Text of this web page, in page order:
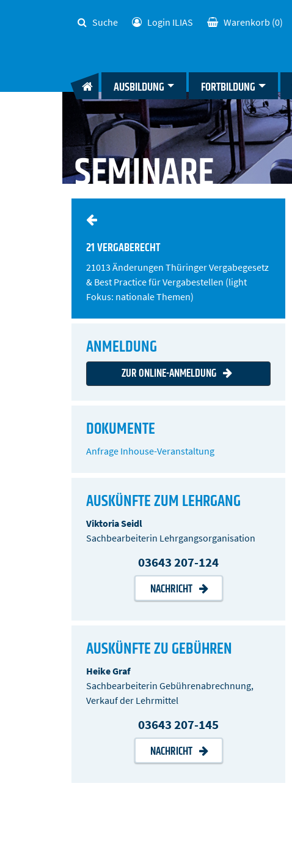
Suche Login ILIAS Warenkorb (0)
AUSBILDUNG FORTBILDUNG
SEMINARE
21 VERGABERECHT
21013 Änderungen Thüringer Vergabegesetz
& Best Practice für Vergabestellen (light 
Fokus: nationale Themen)
ANMELDUNG
ZUR ONLINE-ANMELDUNG
DOKUMENTE
Anfrage Inhouse-Veranstaltung
AUSKÜNFTE ZUM LEHRGANG
Viktoria Seidl
Sachbearbeiterin Lehrgangsorganisation
03643 207-124
NACHRICHT
AUSKÜNFTE ZU GEBÜHREN
Heike Graf
Sachbearbeiterin Gebührenabrechnung,
Verkauf der Lehrmittel
03643 207-145
NACHRICHT